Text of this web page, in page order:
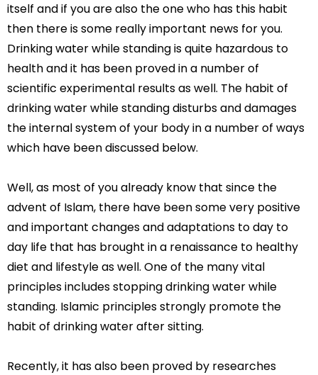
itself and if you are also the one who has this habit
then there is some really important news for you.
Drinking water while standing is quite hazardous to
health and it has been proved in a number of
scientific experimental results as well. The habit of
drinking water while standing disturbs and damages
the internal system of your body in a number of ways
which have been discussed below.
Well, as most of you already know that since the
advent of Islam, there have been some very positive
and important changes and adaptations to day to
day life that has brought in a renaissance to healthy
diet and lifestyle as well. One of the many vital
principles includes stopping drinking water while
standing. Islamic principles strongly promote the
habit of drinking water after sitting.
Recently, it has also been proved by researches